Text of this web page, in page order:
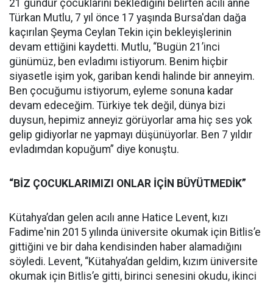
21 gündür çocuklarını beklediğini belirten acılı anne
Türkan Mutlu, 7 yıl önce 17 yaşında Bursa'dan dağa
kaçırılan Şeyma Ceylan Tekin için bekleyişlerinin
devam ettiğini kaydetti. Mutlu, “Bugün 21’inci
günümüz, ben evladımı istiyorum. Benim hiçbir
siyasetle işim yok, gariban kendi halinde bir anneyim.
Ben çocuğumu istiyorum, eyleme sonuna kadar
devam edeceğim. Türkiye tek değil, dünya bizi
duysun, hepimiz anneyiz görüyorlar ama hiç ses yok
gelip gidiyorlar ne yapmayı düşünüyorlar. Ben 7 yıldır
evladımdan kopuğum” diye konuştu.
“BİZ ÇOCUKLARIMIZI ONLAR İÇİN BÜYÜTMEDİK”
Kütahya’dan gelen acılı anne Hatice Levent, kızı
Fadime'nin 2015 yılında üniversite okumak için Bitlis’e
gittiğini ve bir daha kendisinden haber alamadığını
söyledi. Levent, “Kütahya’dan geldim, kızım üniversite
okumak için Bitlis’e gitti, birinci senesini okudu, ikinci